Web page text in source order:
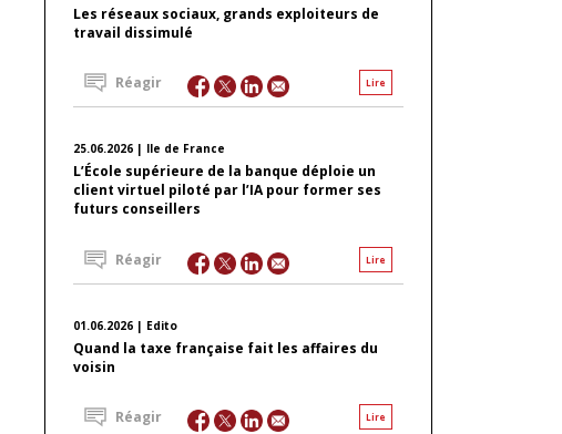
Les réseaux sociaux, grands exploiteurs de
travail dissimulé
Lire
Réagir
25.06.2026 | Ile de France
L’École supérieure de la banque déploie un
client virtuel piloté par l’IA pour former ses
futurs conseillers
Lire
Réagir
01.06.2026 | Edito
Quand la taxe française fait les affaires du
voisin
Lire
Réagir